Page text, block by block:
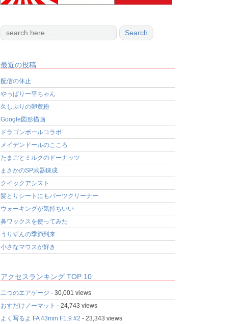
最近の投稿
配信の休止
やっぱり一平ちゃん
久しぶりの卵黄粉
Google図形描画
ドラゴンボールコラボ
メイデンドールのこころ
たまごとミルクのドーナッツ
まさかのSP武器錬成
クイックアシスト
髪とりシートにもパーツクリーナー
ウォーキングが気持ちいい
鼻ワックスを使ってみた
うりずんの季節到来
小さなマウスが好き
アクセスランキング TOP 10
二つのエアゲージ - 30,001 views
おすだけノーマット - 24,743 views
よく写るよ FA 43mm F1.9 #2 - 23,343 views